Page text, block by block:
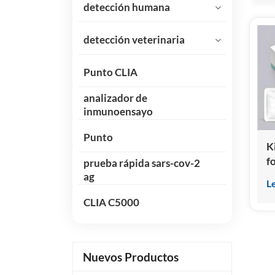
detección humana
detección veterinaria
Punto CLIA
analizador de
inmunoensayo
Punto
prueba rápida sars-cov-2
ag
CLIA C5000
Nuevos Productos